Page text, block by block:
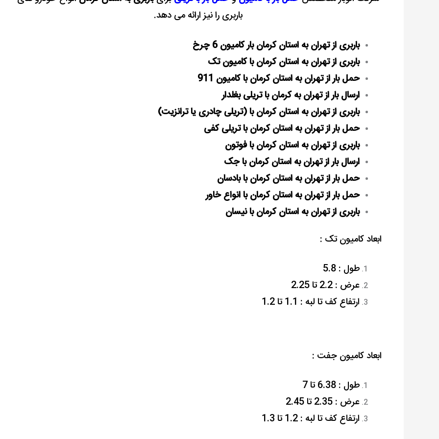
باربری را نیز ارائه می دهد.
باربری از تهران به استان کرمان بار کامیون 6 چرخ
باربری از تهران به استان کرمان با کامیون تک
حمل بار از تهران به استانکرمانبا کامیون 911
ارسال بار از تهران به کرمان با تریلی بغلدار
باربری از تهران به استانکرمانبا (تریلی چادری یا ترانزیت)
حمل بار از تهران به استان کرمان با تریلی کفی
باربری از تهران به استانکرمانبا فوتون
ارسال بار از تهران به استان کرمان با جک
حمل بار از تهران به استان کرمان با بادسان
حمل بار از تهران به استان کرمان با انواعخاور
باربری از تهران به استانکرمانبا نیسان
ابعاد کامیون تک :
طول : 5.8
عرض : 2.2 تا 2.25
ارتفاع کف تا لبه : 1.1 تا 1.2
ابعاد کامیون جفت :
طول : 6.38 تا 7
عرض : 2.35 تا 2.45
ارتفاع کف تا لبه : 1.2 تا 1.3